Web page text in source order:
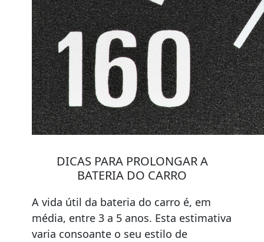
DICAS PARA PROLONGAR A
BATERIA DO CARRO
A vida útil da bateria do carro é, em
média, entre 3 a 5 anos. Esta estimativa
varia consoante o seu estilo de